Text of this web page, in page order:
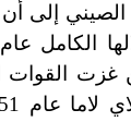
إلى أن
1950 حين غزت